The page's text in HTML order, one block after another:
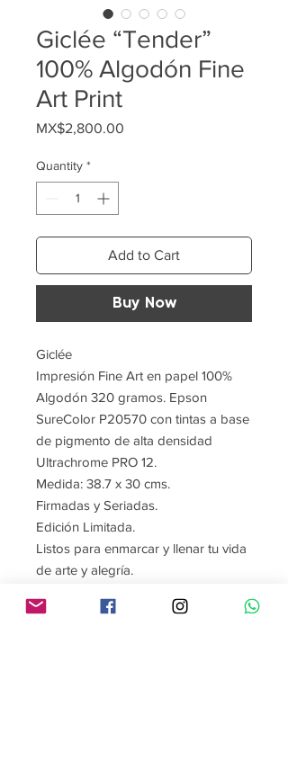
Giclée “Tender”
100% Algodón Fine
Art Print
MX$2,800.00
Quantity *
Add to Cart
Buy Now
Giclée
Impresión Fine Art en papel 100%
Algodón 320 gramos. Epson
SureColor P20570 con tintas a base
de pigmento de alta densidad
Ultrachrome PRO 12.
Medida: 38.7 x 30 cms.
Firmadas y Seriadas.
Edición Limitada.
Listos para enmarcar y llenar tu vida
de arte y alegría.